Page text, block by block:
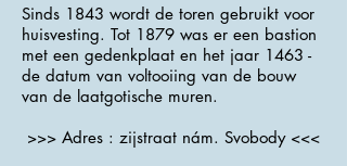
Sinds 1843 wordt de toren gebruikt voor
huisvesting. Tot 1879 was er een bastion
met een gedenkplaat en het jaar 1463 -
de datum van voltooiing van de bouw
van de laatgotische muren.
>>> Adres : zijstraat nám. Svobody <<<